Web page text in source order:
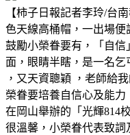
【柿子日報記者李玲/台
色天線高桶帽，一出場便
鼓勵小榮眷要有，「自
面，眼睛半瞎，是一名
，又天資聰穎 ，老師給
榮眷要培養自信心及能
在岡山舉辦的「光輝814
很溫馨，小榮眷代表致